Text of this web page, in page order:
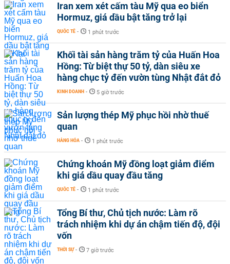
Iran xem xét cấm tàu Mỹ qua eo biển
Hormuz, giá dầu bật tăng trở lại
QUỐC TẾ - 1 phút trước
Khối tài sản hàng trăm tỷ của Huấn Hoa
Hồng: Từ biệt thự 50 tỷ, dàn siêu xe
hàng chục tỷ đến vườn tùng Nhật đắt đỏ
KINH DOANH - 5 giờ trước
Sản lượng thép Mỹ phục hồi nhờ thuế
quan
HÀNG HÓA - 1 phút trước
Chứng khoán Mỹ đồng loạt giảm điểm
khi giá dầu quay đầu tăng
QUỐC TẾ - 1 phút trước
Tổng Bí thư, Chủ tịch nước: Làm rõ
trách nhiệm khi dự án chậm tiến độ, đội
vốn
THỜI SỰ - 7 giờ trước